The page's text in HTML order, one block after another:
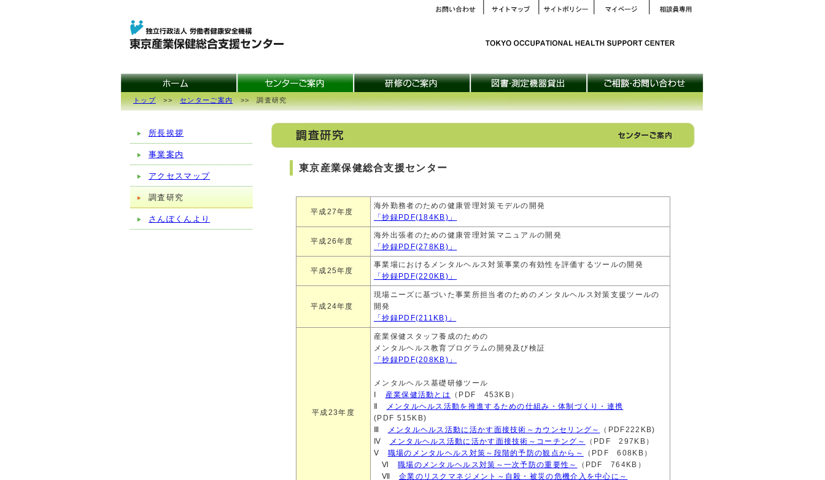
トップ>>センターご案内>> 調査研究
所長挨拶
事業案内
アクセスマップ
調査研究
さんぽくんより
東京産業保健総合支援センター
平成27年度
海外勤務者のための健康管理対策モデルの開発
「抄録PDF(184KB)」
平成26年度
海外出張者のための健康管理対策マニュアルの開発
「抄録PDF(278KB)」
平成25年度
事業場におけるメンタルヘルス対策事業の有効性を評価するツールの開発
「抄録PDF(220KB)」
平成24年度
現場ニーズに基づいた事業所担当者のためのメンタルヘルス対策支援ツールの
開発
「抄録PDF(211KB)」
平成23年度
産業保健スタッフ養成のための
メンタルヘルス教育プログラムの開発及び検証
「抄録PDF(208KB)」
メンタルヘルス基礎研修ツール
産業保健活動とは
（PDF 453KB）
メンタルヘルス活動を推進するための仕組み・体制づくり・連携
(PDF 515KB)
メンタルヘルス活動に活かす面接技術～カウンセリング～
（PDF222KB)
Ⅳ
メンタルヘルス活動に活かす面接技術～コーチング～
（PDF 297KB）
Ⅴ 職場のメンタルヘルス対策～段階的予防の観点から～
（PDF 608KB）
Ⅵ 職場のメンタルヘルス対策～一次予防の重要性～
（PDF 764KB）
Ⅶ 企業のリスクマネジメント～自殺・被災の危機介入を中心に～